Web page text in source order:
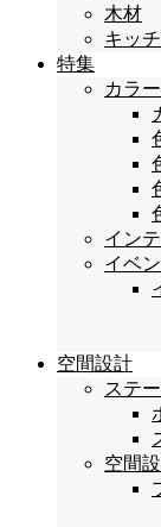
木材
キッ
特集
カラ
イン
イベ
空間設計
ステ
空間